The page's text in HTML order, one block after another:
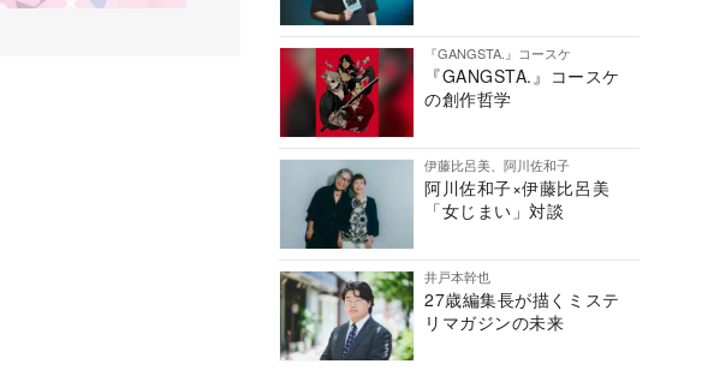
『GANGSTA.』コースケ
『GANGSTA.』コースケ
の創作哲学
伊藤比呂美、阿川佐和子
阿川佐和子×伊藤比呂美
「女じまい」対談
井戸本幹也
27歳編集長が描くミステ
リマガジンの未来